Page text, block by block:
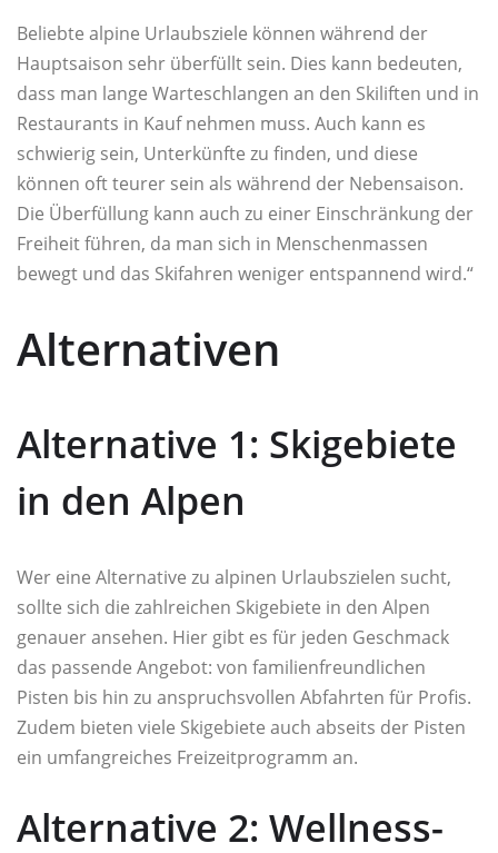
Beliebte alpine Urlaubsziele können während der
Hauptsaison sehr überfüllt sein. Dies kann bedeuten,
dass man lange Warteschlangen an den Skiliften und in
Restaurants in Kauf nehmen muss. Auch kann es
schwierig sein, Unterkünfte zu finden, und diese
können oft teurer sein als während der Nebensaison.
Die Überfüllung kann auch zu einer Einschränkung der
Freiheit führen, da man sich in Menschenmassen
bewegt und das Skifahren weniger entspannend wird.“
Alternativen
Alternative 1: Skigebiete
in den Alpen
Wer eine Alternative zu alpinen Urlaubszielen sucht,
sollte sich die zahlreichen Skigebiete in den Alpen
genauer ansehen. Hier gibt es für jeden Geschmack
das passende Angebot: von familienfreundlichen
Pisten bis hin zu anspruchsvollen Abfahrten für Profis.
Zudem bieten viele Skigebiete auch abseits der Pisten
ein umfangreiches Freizeitprogramm an.
Alternative 2: Wellness-